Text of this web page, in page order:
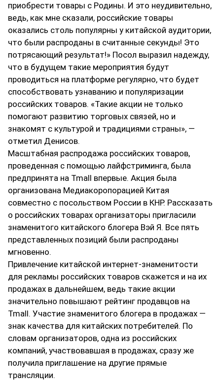
приобрести товары с Родины. И это неудивительно,
ведь, как мне сказали, российские товары
оказались столь популярны у китайской аудитории,
что были распроданы в считанные секунды! Это
потрясающий результат!» Посол выразил надежду,
что в будущем такие мероприятия будут
проводиться на платформе регулярно, что будет
способствовать узнаванию и популяризации
российских товаров. «Такие акции не только
помогают развитию торговых связей, но и
знакомят с культурой и традициями страны», —
отметил Денисов.
Масштабная распродажа российских товаров,
проведенная с помощью лайфстриминга, была
предпринята на Tmall впервые. Акция была
организована Медиакоропорацией Китая
совместно с посольством России в КНР. Рассказать
о российских товарах организаторы пригласили
знаменитого китайского блогера Вэй Я. Все пять
представленных позиций были распроданы
мгновенно.
Привлечение китайской интернет-знаменитости
для рекламы российских товаров скажется и на их
продажах в дальнейшем, ведь такие акции
значительно повышают рейтинг продавцов на
Tmall. Участие знаменитого блогера в продажах —
знак качества для китайских потребителей. По
словам организаторов, одна из российских
компаний, участвовавшая в продажах, сразу же
получила приглашение на другие прямые
трансляции.